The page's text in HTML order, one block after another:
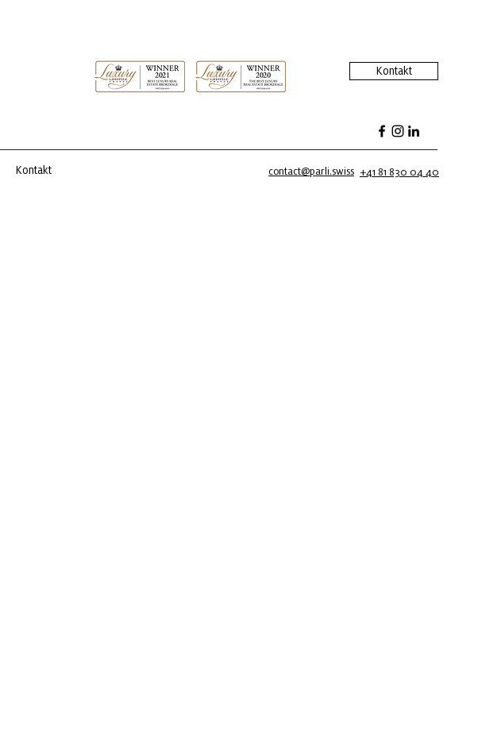
Kontakt
Kontakt contact@parli.swiss +41 81 830 04 40